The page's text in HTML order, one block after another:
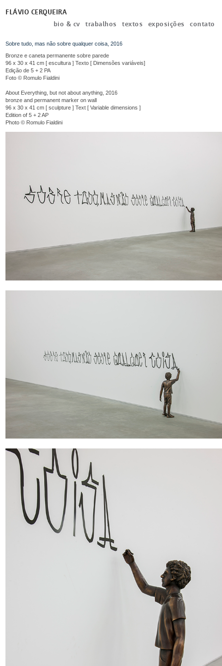
FLÁVIO CERQUEIRA
bio & cv
trabalhos textos exposições contato
Sobre tudo, mas não sobre qualquer coisa, 2016
Bronze e caneta permanente sobre parede
96 x 30 x 41 cm [ escultura ] Texto [ Dimensões variáveis]
Edição de 5 + 2 PA
Foto © Romulo Fialdini
About Everything, but not about anything, 2016
bronze and permanent marker on wall
96 x 30 x 41 cm [ sculpture ] Text [ Variable dimensions ]
Edition of 5 + 2 AP
Photo © Romulo Fialdini